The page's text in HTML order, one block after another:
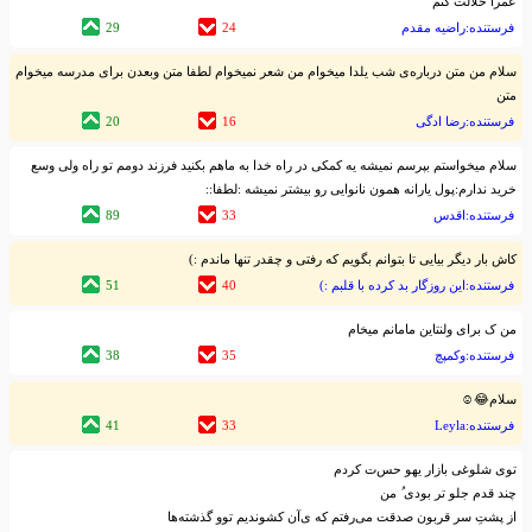
فرستنده:راضیه مقدم
24
29
سلام من متن درباره‌ی شب یلدا میخوام من شعر نمیخوام لطفا متن وبعدن برای مدرسه میخوام
متن
فرستنده:رضا ادگی
16
20
سلام میخواستم بپرسم نمیشه یه کمکی در راه خدا به ماهم بکنید فرزند دومم تو راه ولی وسع
خرید ندارم:پول یارانه همون نانوایی رو بیشتر نمیشه :لطفا::
فرستنده:اقدس
33
89
کاش بار دیگر بیایی تا بتوانم بگویم که رفتی و چقدر تنها ماندم :)
فرستنده:این روزگار بد کرده با قلبم :)
40
51
من ک برای ولنتاین مامانم میخام
فرستنده:وکمپچ
35
38
سلام😂☺
فرستنده:Leyla
33
41
توی شلوغی بازار یهو حس‌ت کردم
چند قدم جلو تر بودی‌ ‌ُ من
از پشت‌ِ سر قربون صدقت می‌رفتم که ی‌آن کشوندیم توو گذشته‌ها